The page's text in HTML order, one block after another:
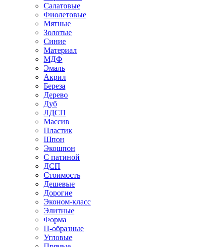
Салатовые
Фиолетовые
Мятные
Золотые
Синие
Материал
МДФ
Эмаль
Акрил
Береза
Дерево
Дуб
ЛДСП
Массив
Пластик
Шпон
Экошпон
С патиной
ДСП
Стоимость
Дешевые
Дорогие
Эконом-класс
Элитные
Форма
П-образные
Угловые